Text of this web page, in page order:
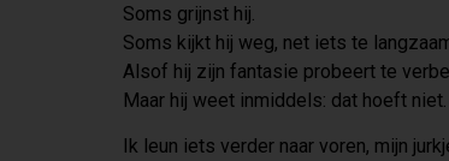
Soms grijnst hij.
Soms kijkt hij weg, net iets te
Alsof hij zijn fantasie probeert te
Maar hij weet inmiddels: dat hoeft niet.
Ik leun iets verder naar voren, mijn